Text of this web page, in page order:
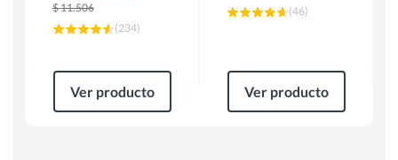
$11.506
(234)
Ver producto
(46)
Ver producto